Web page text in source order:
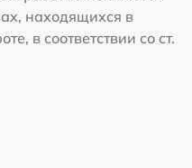
находящихся в
в соответствии со ст.